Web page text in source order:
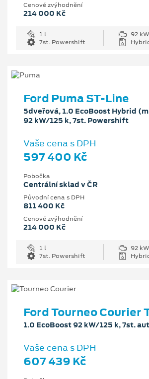
Cenové zvýhodnění
214 000 Kč
1 l
92
7st. Powershift
Ford Puma ST-Line
5dveřová, 1.0 EcoBoost Hybrid
92 kW/125 k, 7st. Powershift
Vaše cena s DPH
597 400 Kč
Pobočka
Centrální sklad v ČR
Původní cena s DPH
811 400 Kč
Cenové zvýhodnění
214 000 Kč
1 l
92
7st. Powershift
Ford Tourneo Courier
1.0 EcoBoost 92 kW/125 k, 7st.
Vaše cena s DPH
607 439 Kč